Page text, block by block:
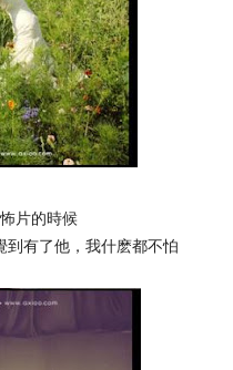
片的時候
到有了他，我什麽都不怕